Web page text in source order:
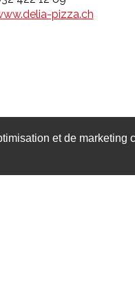
pizza.ch
et de